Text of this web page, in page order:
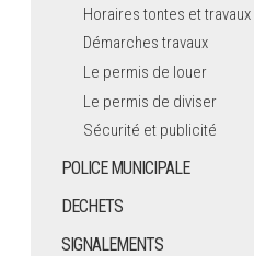
Horaires tontes et travaux
Démarches travaux
Le permis de louer
Le permis de diviser
Sécurité et publicité
POLICE MUNICIPALE
DECHETS
SIGNALEMENTS